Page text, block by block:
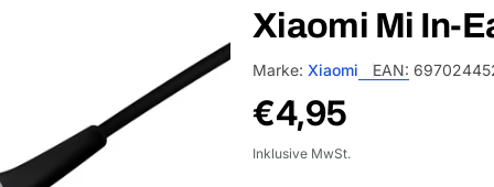
Xiaomi Mi In-
Marke: Xiaomi EAN:
Normalpreis
€4,95
Inklusive MwSt.